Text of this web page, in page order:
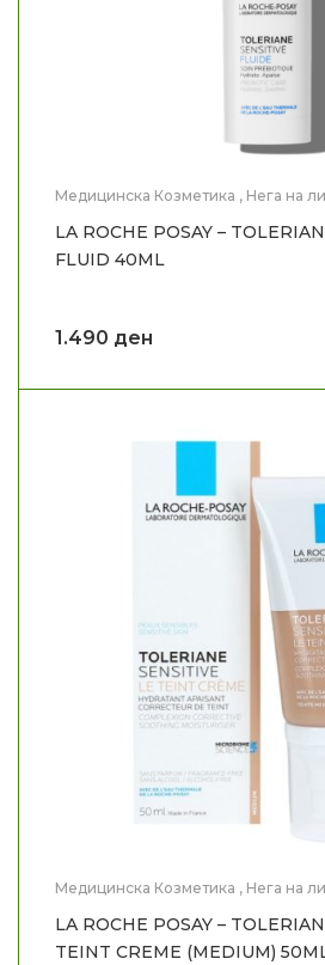
Медицинска Козметика , Нега на
LA ROCHE POSAY –
FLUID 40ML
1.490 ден
Медицинска Козметика , Нега на
LA ROCHE POSAY –
TEINT CREME (MEDIUM)